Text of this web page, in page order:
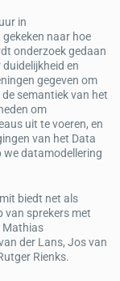
in
naar hoe
onderzoek gedaan
en
gegeven om
semantiek van het
om
uit te voeren, en
van het Data
we datamodellering
biedt net als
van sprekers met
Mathias
der Lans, Jos van
Rienks.